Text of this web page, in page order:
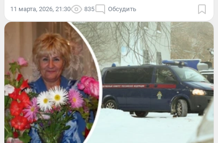
11 марта, 2026, 21:30 835 Обсудить